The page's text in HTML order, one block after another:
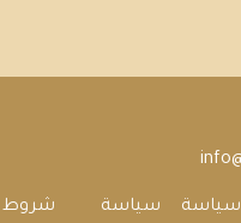
سياسة سياسة شروط